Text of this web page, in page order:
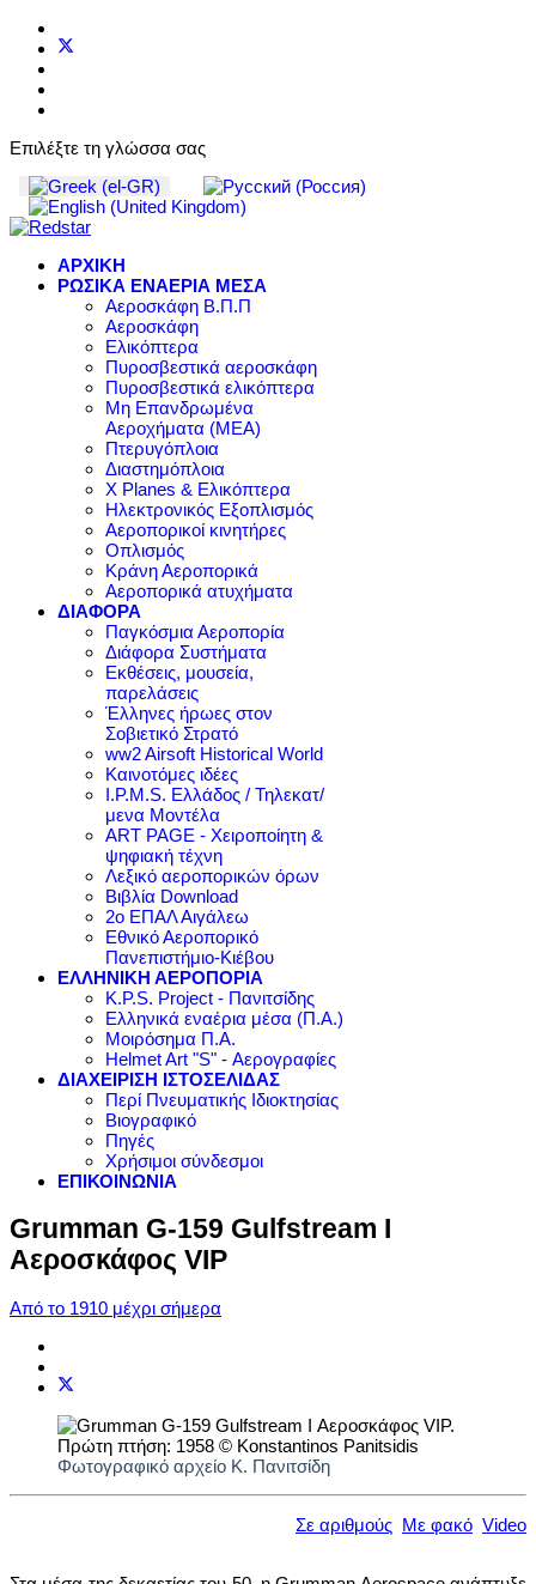
Επιλέξτε τη γλώσσα σας
ΑΡΧΙΚΗ
ΡΩΣΙΚΑ ΕΝΑΕΡΙΑ ΜΕΣΑ
Αεροσκάφη Β.Π.Π
Αεροσκάφη
Ελικόπτερα
Πυροσβεστικά αεροσκάφη
Πυροσβεστικά ελικόπτερα
Μη Επανδρωμένα
Αεροχήματα (ΜΕΑ)
Πτερυγόπλοια
Διαστημόπλοια
X Planes & Ελικόπτερα
Ηλεκτρονικός Εξοπλισμός
Αεροπορικοί κινητήρες
Οπλισμός
Κράνη Αεροπορικά
Αεροπορικά ατυχήματα
ΔΙΑΦΟΡΑ
Παγκόσμια Αεροπορία
Διάφορα Συστήματα
Εκθέσεις, μουσεία,
παρελάσεις
Έλληνες ήρωες στον
Σοβιετικό Στρατό
ww2 Airsoft Historical World
Καινοτόμες ιδέες
I.P.M.S. Ελλάδος / Τηλεκατ/
μενα Μοντέλα
ART PAGE - Χειροποίητη &
ψηφιακή τέχνη
Λεξικό αεροπορικών όρων
Βιβλία Download
2ο ΕΠΑΛ Αιγάλεω
Εθνικό Αεροπορικό
Πανεπιστήμιο-Κιέβου
ΕΛΛΗΝΙΚΗ ΑΕΡΟΠΟΡΙΑ
K.P.S. Project - Πανιτσίδης
Ελληνικά εναέρια μέσα (Π.Α.)
Μοιρόσημα Π.Α.
Helmet Art "S" - Αερογραφίες
ΔΙΑΧΕΙΡΙΣΗ ΙΣΤΟΣΕΛΙΔΑΣ
Περί Πνευματικής Ιδιοκτησίας
Βιογραφικό
Πηγές
Χρήσιμοι σύνδεσμοι
ΕΠΙΚΟΙΝΩΝΙΑ
Grumman G-159 Gulfstream I
Αεροσκάφος VIP
Από το 1910 μέχρι σήμερα
Φωτογραφικό αρχείο Κ. Πανιτσίδη
Σε αριθμούς Με φακό Video